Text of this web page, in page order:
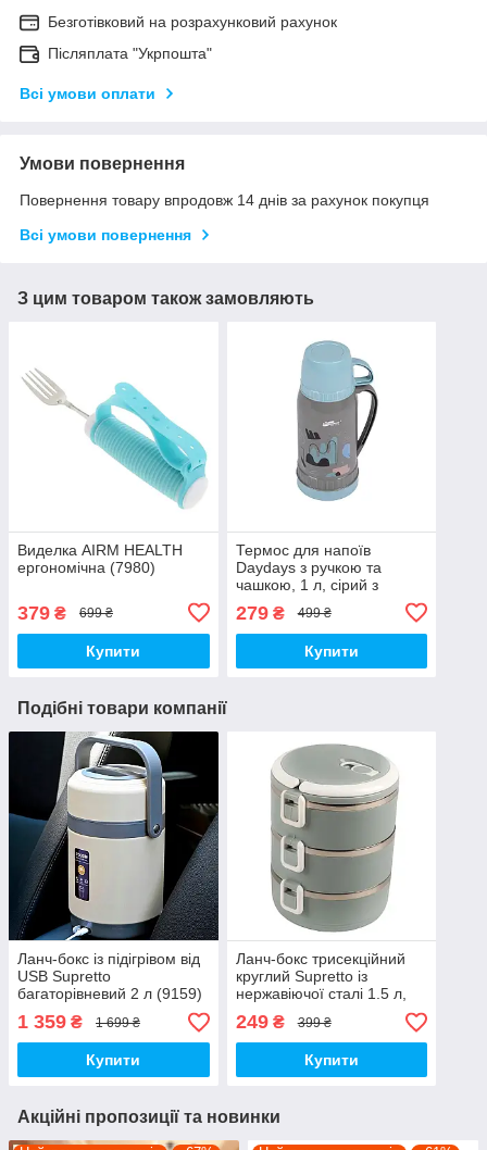
Безготівковий на розрахунковий рахунок
Післяплата "Укрпошта"
Всі умови оплати
Умови повернення
Повернення товару впродовж 14 днів за рахунок покупця
Всі умови повернення
З цим товаром також замовляють
Виделка AIRM HEALTH
ергономічна (7980)
379 ₴ 699 ₴
Купити
Термос для напоїв
Daydays з ручкою та
чашкою, 1 л, сірий з
279₴ 499 ₴
Купити
Подібні товари компанії
Ланч-бокс із підігрівом від
USB Supretto
багаторівневий 2 л (9159)
1 359 ₴ 1 699 ₴
Купити
Ланч-бокс трисекційний
круглий Supretto із
нержавіючої сталі 1.5 л,
сіро-блакитний (79990003)
249₴ 399 ₴
Купити
Акційні пропозиції та новинки